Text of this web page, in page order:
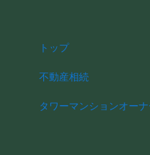
トップ
不動産相続
タワーマンションオーナ